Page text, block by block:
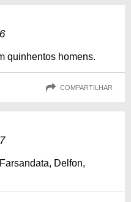
quinhentos homens.
COMPARTILHAR
Delfon,